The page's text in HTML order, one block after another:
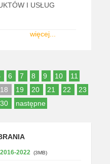
I USŁUG
więcej...
6 7 8 9 10
11
18 19 20 21 22
23
30 następne
2022 (3MB)